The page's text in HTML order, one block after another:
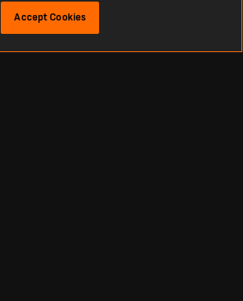
Accept Cookies